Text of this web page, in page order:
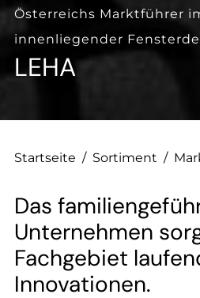
Österreichs Marktführer
innenliegender
LEHA
Startseite / Sortiment /
Das
Unternehmen
Fachgebiet
Innovationen.